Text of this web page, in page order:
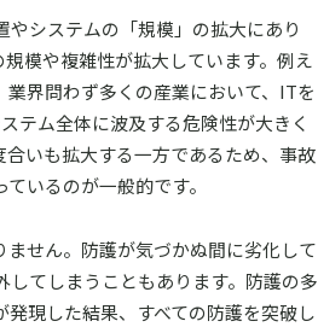
システムの「規模」の拡大にあり
模や複雑性が拡大しています。例え
界問わず多くの産業において、ITを
テム全体に波及する危険性が大きく
いも拡大する一方であるため、事故
いるのが一般的です。
せん。防護が気づかぬ間に劣化して
てしまうこともあります。防護の多
現した結果、すべての防護を突破し